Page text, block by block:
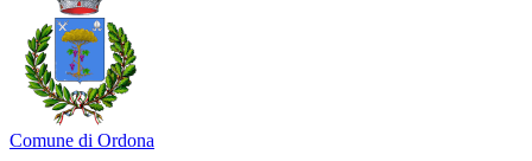
Comune di Ordona